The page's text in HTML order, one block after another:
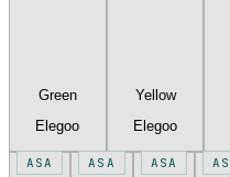
Green
Elegoo
Yellow
Elegoo
ASA ASA ASA